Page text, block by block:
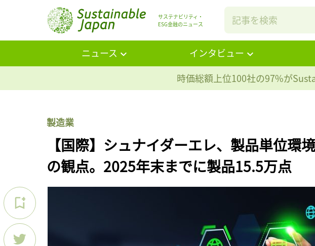
サステナビリティ・
ESG金融のニュース
ニュース インタビュー
時価総額上位100社の97%が
製造業
【国際】シュナイダーエレ、製品単位環
の観点。2025年末までに製品15.5万点